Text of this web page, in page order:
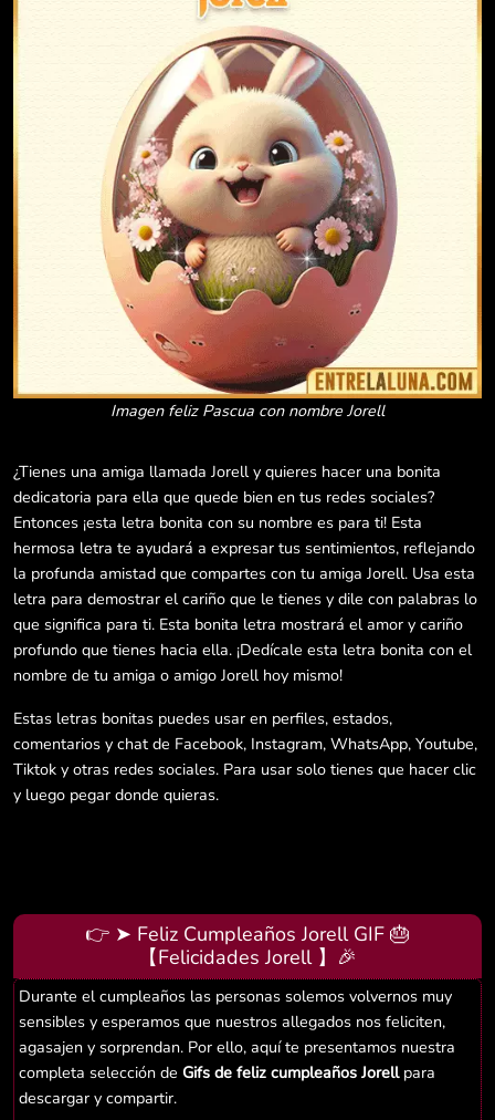
Imagen feliz Pascua con nombre Jorell
¿Tienes una amiga llamada Jorell y quieres hacer una bonita
dedicatoria para ella que quede bien en tus redes sociales?
Entonces ¡esta letra bonita con su nombre es para ti! Esta
hermosa letra te ayudará a expresar tus sentimientos, reflejando
la profunda amistad que compartes con tu amiga Jorell. Usa esta
letra para demostrar el cariño que le tienes y dile con palabras lo
que significa para ti. Esta bonita letra mostrará el amor y cariño
profundo que tienes hacia ella. ¡Dedícale esta letra bonita con el
nombre de tu amiga o amigo Jorell hoy mismo!
Estas letras bonitas puedes usar en perfiles, estados,
comentarios y chat de Facebook, Instagram, WhatsApp, Youtube,
Tiktok y otras redes sociales. Para usar solo tienes que hacer clic
y luego pegar donde quieras.
👉 ➤ Feliz Cumpleaños Jorell GIF 🎂
【Felicidades Jorell 】🎉
Durante el cumpleaños las personas solemos volvernos muy
sensibles y esperamos que nuestros allegados nos feliciten,
agasajen y sorprendan. Por ello, aquí te presentamos nuestra
completa selección de Gifs de feliz cumpleaños Jorellpara
descargar y compartir.